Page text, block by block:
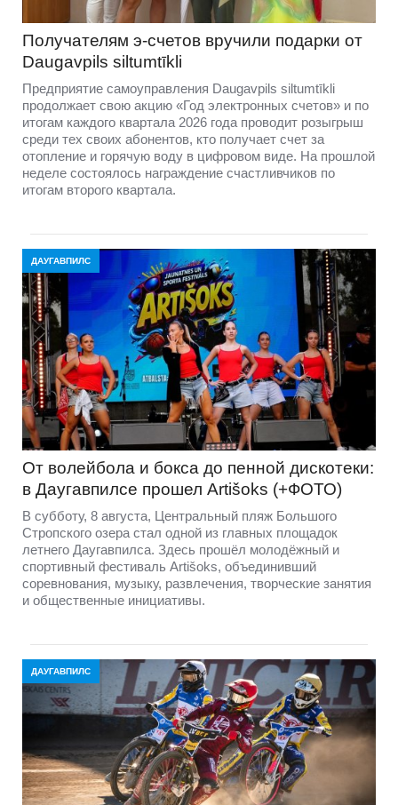
Получателям э-счетов вручили подарки от
Daugavpils siltumtīkli
Предприятие самоуправления Daugavpils siltumtīkli
продолжает свою акцию «Год электронных счетов» и по
итогам каждого квартала 2026 года проводит розыгрыш
среди тех своих абонентов, кто получает счет за
отопление и горячую воду в цифровом виде. На прошлой
неделе состоялось награждение счастливчиков по
итогам второго квартала.
ДАУГАВПИЛС
От волейбола и бокса до пенной дискотеки:
в Даугавпилсе прошел Artišoks (+ФОТО)
В субботу, 8 августа, Центральный пляж Большого
Стропского озера стал одной из главных площадок
летнего Даугавпилса. Здесь прошёл молодёжный и
спортивный фестиваль Artišoks, объединивший
соревнования, музыку, развлечения, творческие занятия
и общественные инициативы.
ДАУГАВПИЛС